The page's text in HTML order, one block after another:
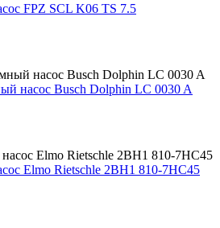
FPZ SCL K06 TS 7.5
насос Busch Dolphin LC 0030 A
Elmo Rietschle 2BH1 810-7HC45